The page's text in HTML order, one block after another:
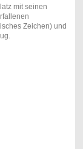
mit seinen
Zeichen) und